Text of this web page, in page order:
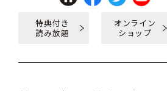
特典付き
読み放題
オンライン
ショップ